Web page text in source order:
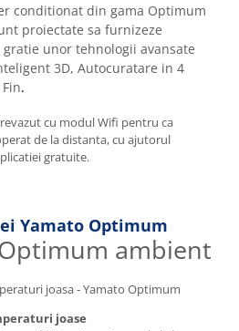
conditionat din gama Optimum
proiectate sa furnizeze
unor tehnologii avansate
3D, Autocuratare in 4
.
cu modul Wifi pentru ca
de la distanta, cu ajutorul
gratuite.
Yamato Optimum
joase